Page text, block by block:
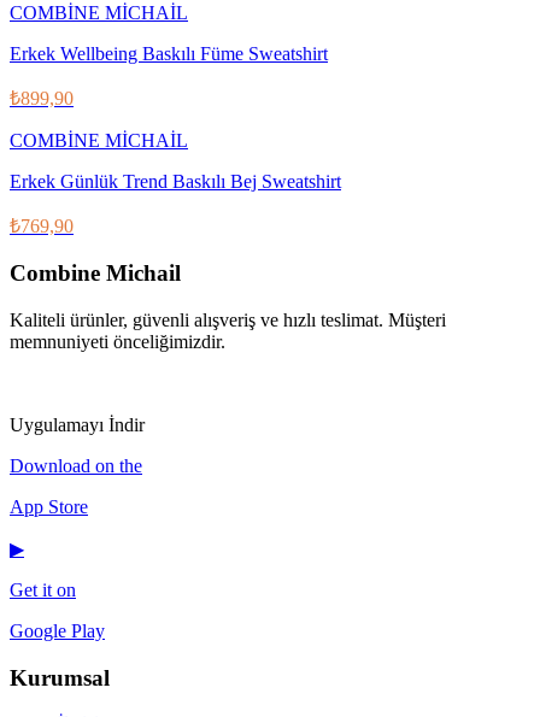
COMBİNE MİCHAİL
Erkek Wellbeing Baskılı Füme Sweatshirt
₺899,90
COMBİNE MİCHAİL
Erkek Günlük Trend Baskılı Bej Sweatshirt
₺769,90
Combine Michail
Kaliteli ürünler, güvenli alışveriş ve hızlı teslimat. Müşteri
memnuniyeti önceliğimizdir.
Uygulamayı İndir
Download on the
App Store
▶
Get it on
Google Play
Kurumsal